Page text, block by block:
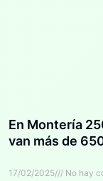
En Montería
van más de
17/02/2025 No hay